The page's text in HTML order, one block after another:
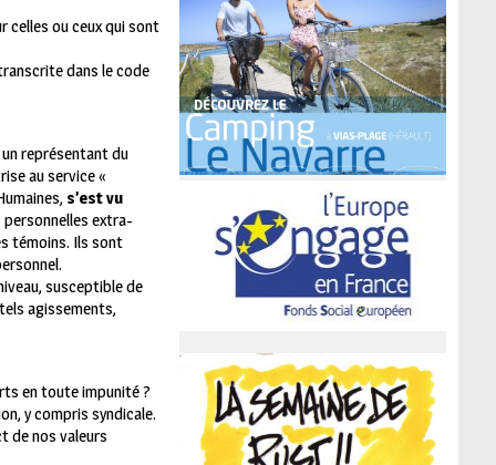
celles ou ceux qui sont
dans le code
représentant du
au service «
s’est vu
extra-
témoins. Ils sont
susceptible de
agissements,
en toute impunité ?
y compris syndicale.
de nos valeurs